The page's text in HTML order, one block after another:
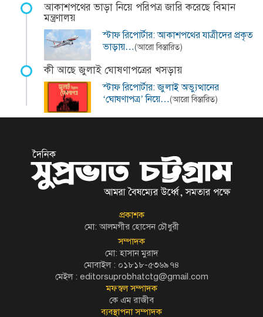
আকাশপথের ভাড়া নিয়ে পরিপত্র জারি করেছে বিমান
মন্ত্রণালয়
স্টাফ রিপোর্টার: আকাশপথের যাত্রীদের প্রকৃত
ভাড়ায়…(আরো বিস্তারিত)
কী আছে জুলাই ঘোষণাপত্রের খসড়ায়
স্টাফ রিপোর্টার: জুলাই অভ্যুত্থানের
‘ঘোষণাপত্র’ নিয়ে…(আরো বিস্তারিত)
প্রকাশক
মো: আলমগীর হোসেন চৌধুরী
সম্পাদক
মো: হাসান মুরাদ
মোবাইল : ০১৮১৮-৫৩৬৯৭৪
মেইল : editorsuprobhatctg@gmail.com
মফস্বল সম্পাদক
কে এম রাজীব
ব্যবস্থাপনা সম্পাদক